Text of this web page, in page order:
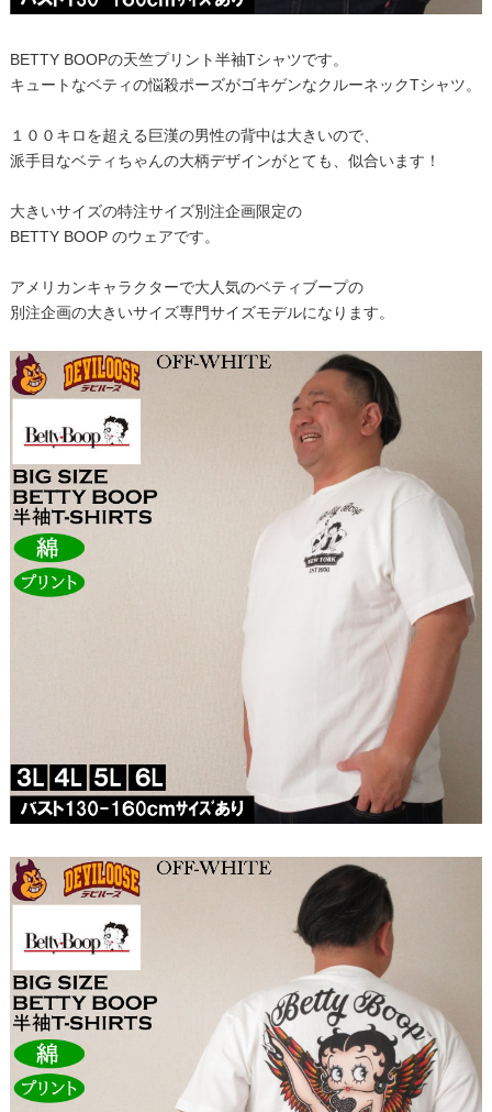
BETTY BOOPの天竺プリント半袖Tシャツです。
キュートなベティの悩殺ポーズがゴキゲンなクルーネックTシャツ。
１００キロを超える巨漢の男性の背中は大きいので、
派手目なベティちゃんの大柄デザインがとても、似合います！
大きいサイズの特注サイズ別注企画限定の
BETTY BOOP のウェアです。
アメリカンキャラクターで大人気のベティブープの
別注企画の大きいサイズ専門サイズモデルになります。